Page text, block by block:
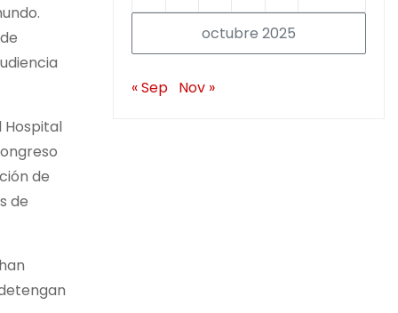
Hospital
de
de
octubre 2025
« Sep Nov »